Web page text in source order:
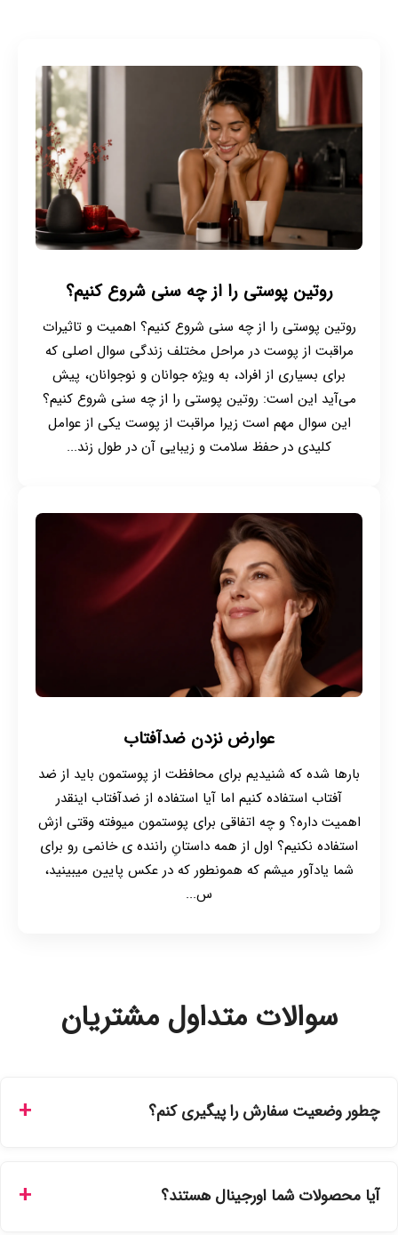
روتین پوستی را از چه سنی شروع کنیم؟
روتین پوستی را از چه سنی شروع کنیم؟ اهمیت و تاثیرات
مراقبت از پوست در مراحل مختلف زندگی سوال اصلی که
برای بسیاری از افراد، به ویژه جوانان و نوجوانان، پیش
می‌آید این است: روتین پوستی را از چه سنی شروع کنیم؟
این سوال مهم است زیرا مراقبت از پوست یکی از عوامل
کلیدی در حفظ سلامت و زیبایی آن در طول زند...
عوارض نزدن ضدآفتاب
بارها شده که شنیدیم برای محافظت از پوستمون باید از ضد
آفتاب استفاده کنیم اما آیا استفاده از ضدآفتاب اینقدر
اهمیت داره؟ و چه اتفاقی برای پوستمون میوفته وقتی ازش
استفاده نکنیم؟ اول از همه داستانِ راننده ی خانمی رو برای
شما یادآور میشم که همونطور که در عکس پایین میبینید،
س...
سوالات متداول مشتریان
چطور وضعیت سفارش را پیگیری کنم؟
سفارشات در سایت، وضعیت لحظه‌ای مرسوله را مشاهده کنید.
آیا محصولات شما اورجینال هستند؟